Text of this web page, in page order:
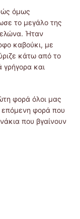
όμως
το μεγάλο της
Ήταν
καβούκι, με
κάτω από το
και
φορά όλοι μας
επόμενη φορά που
που βγαίνουν